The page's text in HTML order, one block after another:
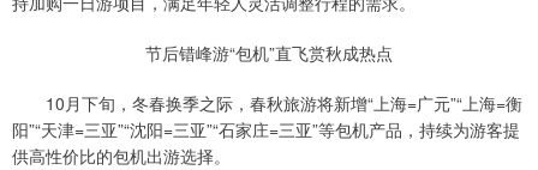
节后错峰游“包机”直飞赏秋成热点
10月下旬，冬春换季之际，春秋旅游将新增“上海=广元”“上海=衡
阳”“天津=三亚”“沈阳=三亚”“石家庄=三亚”等包机产品，持续为游客提
供高性价比的包机出游选择。